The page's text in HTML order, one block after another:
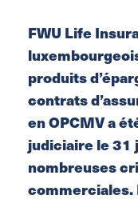
FWU Life
produits
contrats
en OPCMV a
judiciaire le 31
nombreuses
commerciales.